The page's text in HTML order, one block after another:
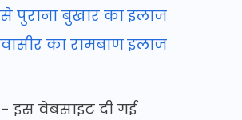
से पुराना बुखार का इलाज
का रामबाण इलाज
इस वेबसाइट दी गई